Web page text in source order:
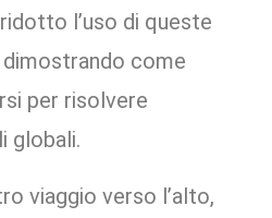
l’uso di queste
come
per risolvere
globali.
viaggio verso l’alto,